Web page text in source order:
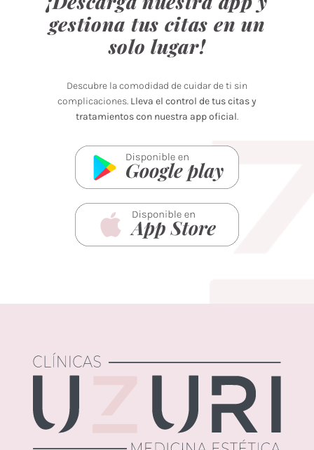
gestiona tus citas en un
solo lugar!
Descubre la comodidad de cuidar de ti sin
complicaciones. Lleva el control de tus citas y
tratamientos con nuestra app oficial.